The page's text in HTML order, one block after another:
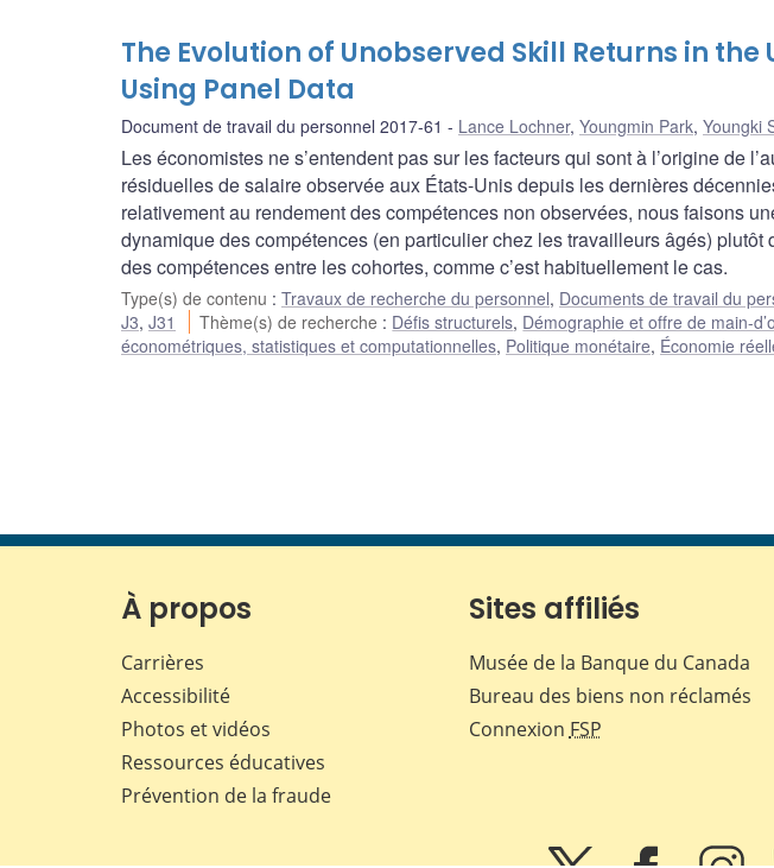
The Evolution of Unobserved Skill Returns in the
Using Panel Data
Document de travail du personnel 2017-61 Lance Lochner, Youngmin Park, Youngki
Les économistes ne s’entendent pas sur les facteurs qui sont à l’origine de
résiduelles de salaire observée aux États-Unis depuis les dernières
relativement au rendement des compétences non observées, nous faisons
dynamique des compétences (en particulier chez les travailleurs âgés) plutôt
des compétences entre les cohortes, comme c’est habituellement le cas.
Type(s) de contenu : Travaux de recherche du personnel, Documents de travail du
J3, J31 Thème(s) de recherche : Défis structurels, Démographie et offre de main-
économétriques, statistiques et computationnelles, Politique monétaire, Économie
À propos
Carrières
Accessibilité
Photos et vidéos
Ressources éducatives
Prévention de la fraude
Sites affiliés
Musée de la Banque du Canada
Bureau des biens non réclamés
Connexion FSP